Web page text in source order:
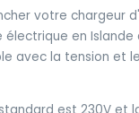
votre chargeur
électrique en Islande
avec la tension et